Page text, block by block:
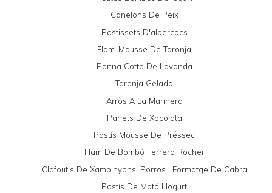
Canelons De Peix
Pastissets D'albercocs
Flam-Mousse De Taronja
Panna Cotta De Lavanda
Taronja Gelada
Arròs A La Marinera
Panets De Xocolata
Pastís Mousse De Préssec
Flam De Bombó Ferrero Rocher
Clafoutis De Xampinyons, Porros I Formatge De Cabra
Pastís De Mató I Iogurt